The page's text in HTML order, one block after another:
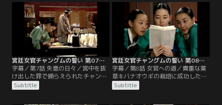
刺しを教わっていたことが皆にばれ
て裏切り者扱いされてしまう。パ
ク・ミョンイの娘の消息が気になる
チェ尚宮（サングン）は、何かと情
報通のカン・ドック夫妻に探りを入
事を摂らなくなり、水剌間（スラッ
カン）が姫の食事も担当することに
なる。クミョンはチャングムの研究
をヒントに、姫の食事を作り問題を
解決する。
宮廷女官チャングムの誓い 第07話／字幕
字幕／第7話 失意の日々／宮中を抜
け出した罪で捕らえられたチャング
ム。しかしチョン最高尚宮（チェゴ
サングン）とハン尚宮の必死の取り
Subtitle
宮廷女官チャングムの誓い 第08話／字幕
字幕／第8話 女官への道／貴重な薬
草キバナオウギの栽培に成功したチ
ャングムはその功績が認められ、菜
園から水剌間に戻れることに。チョ
Subtitle